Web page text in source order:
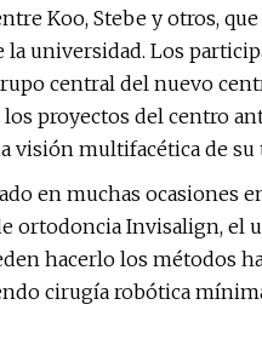
Koo, Stebe y otros,
universidad. Los
central del nuevo
proyectos del centro
visión multifacética de
en muchas ocasiones
ortodoncia Invisalign, el
hacerlo los métodos
cirugía robótica